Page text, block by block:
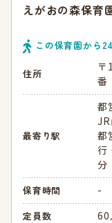
えがおの森保育
この保育園から
住所
〒
番
最寄り駅
都
都
行
分
保育時間 -
定員数 60